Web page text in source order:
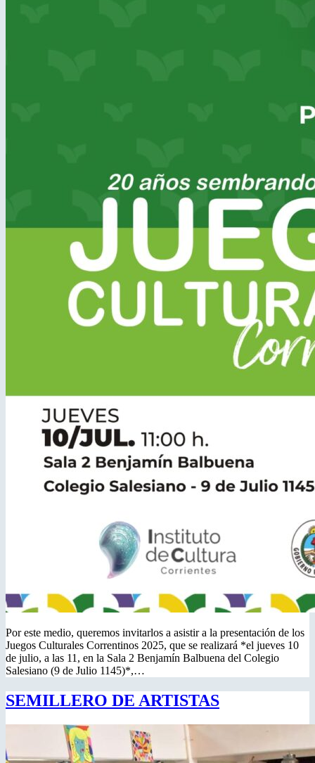
Por este medio, queremos invitarlos a asistir a la presentación de los
Juegos Culturales Correntinos 2025, que se realizará *el jueves 10
de julio, a las 11, en la Sala 2 Benjamín Balbuena del Colegio
Salesiano (9 de Julio 1145)*,…
SEMILLERO DE ARTISTAS